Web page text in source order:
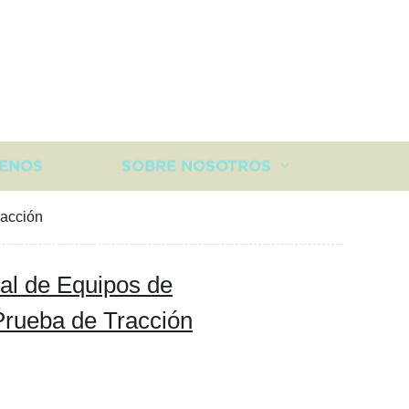
SOBRE NOSOTROS
de Equipos de
de Tracción